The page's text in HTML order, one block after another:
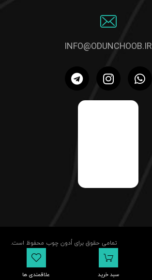
INFO@ODUNCHOOB.IR
تمامی حقوق برای اُدون چوب محفوظ است.
سبد خرید علاقمندی ها